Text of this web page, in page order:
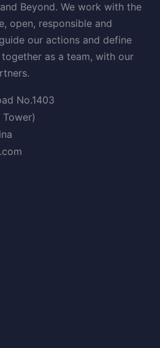
Beyond. We work with the
open, responsible and
our actions and define
as a team, with our
No.1403